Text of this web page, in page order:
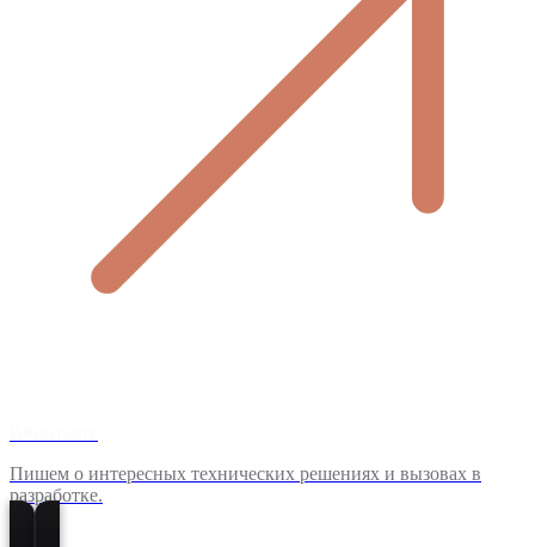
Пишем о интересных технических решениях и вызовах в
разработке.